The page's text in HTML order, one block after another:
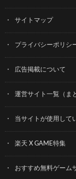
サイトマップ
プライバシーポリシ
広告掲載について
運営サイト一覧（ま
当サイトが使用して
楽天 X GAME特集
おすすめ無料ゲーム